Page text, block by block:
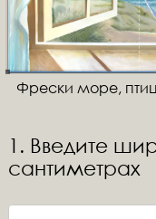
Фрески море,
1. Введите
сантиметрах